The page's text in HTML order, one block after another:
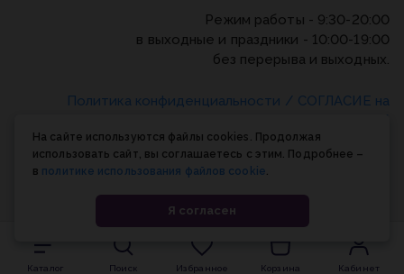
Режим работы - 9:30-20:00
в выходные и праздники - 10:00-19:00
без перерыва и выходных.
Политика конфиденциальности / СОГЛАСИЕ на
использовании cookie-файлов
Каталог Поиск Избранное Корзина Кабинет
На сайте используются файлы cookies. Продолжая
использовать сайт, вы соглашаетесь с этим. Подробнее –
в политике использования файлов cookie.
Я согласен